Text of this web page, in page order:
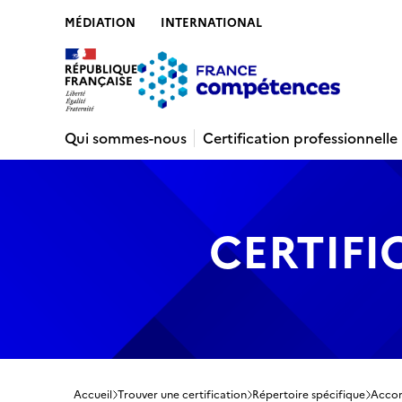
MÉDIATION INTERNATIONAL
Qui sommes-nous
Certification professionnelle
Accueil Trouver une certification Répertoire spécifique